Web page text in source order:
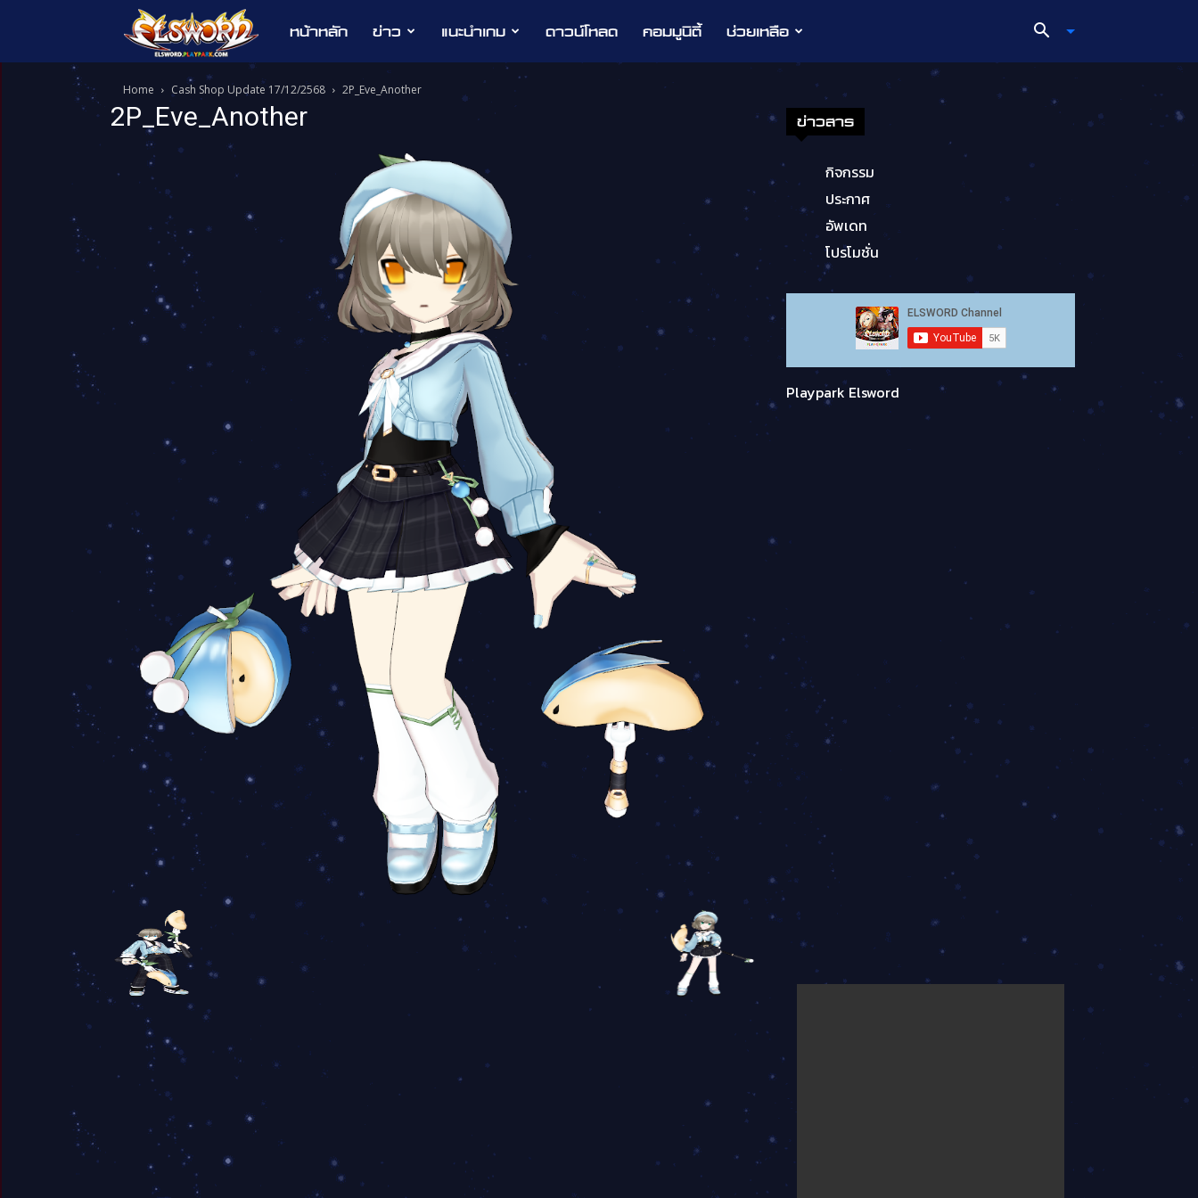
Elsword
หน้าหลัก ข่าว แนะนำเกม ดาวน์โหลด คอมมูนิตี้ ช่วยเหลือ
Home Cash Shop Update 17/12/2568 2P_Eve_Another
2P_Eve_Another ข่าวสาร
กิจกรรม
ประกาศ
อัพเดท
โปรโมชั่น
Playpark Elsword